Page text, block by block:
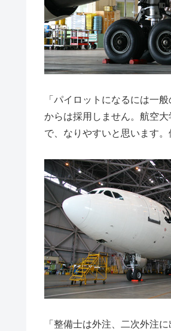
「パイロットになるには一
からは採用しません。航空
で、なりやすいと思います
「整備士は外注、二次外注